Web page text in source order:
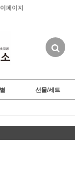
페이지
선물/세트